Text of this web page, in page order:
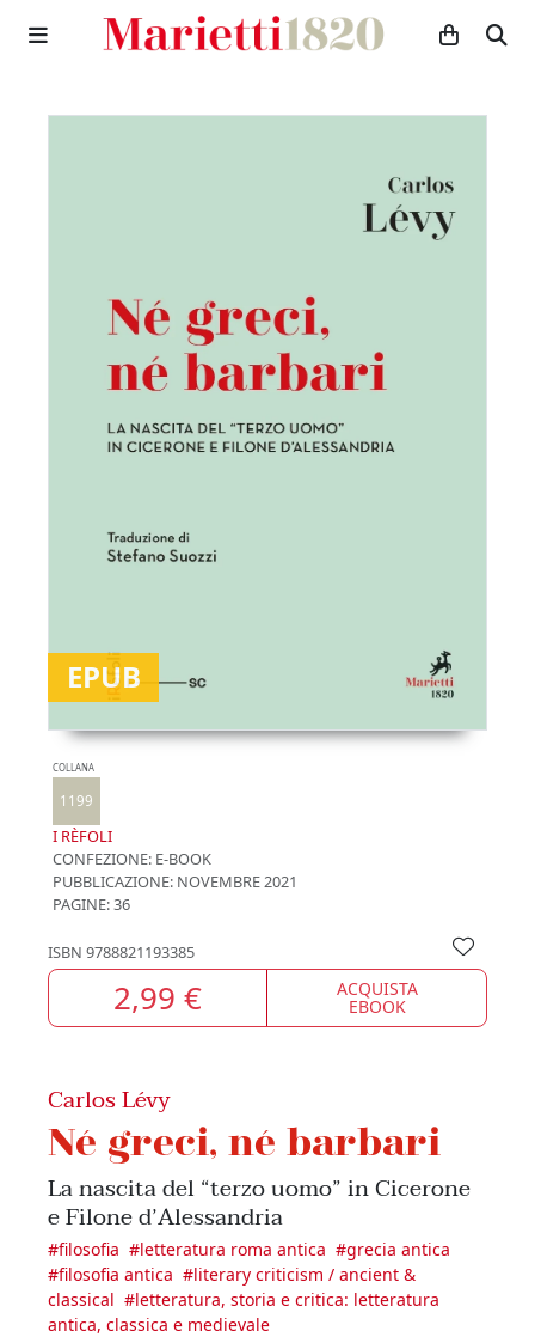
EPUB
COLLANA
1199
I RÈFOLI
CONFEZIONE: E-BOOK
PUBBLICAZIONE: NOVEMBRE 2021
PAGINE: 36
ISBN 9788821193385
2,99 € ACQUISTA
EBOOK
Carlos Lévy
Né greci, né barbari
La nascita del “terzo uomo” in Cicerone
e Filone d’Alessandria
#filosofia #letteratura roma antica #grecia antica
#filosofia antica #literary criticism / ancient &
classical #letteratura, storia e critica: letteratura
antica, classica e medievale